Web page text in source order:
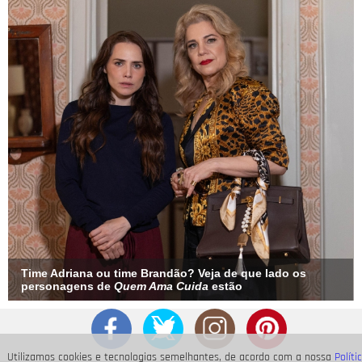
Utilizamos cookies e tecnologias semelhantes, de acordo com a nossa
Time Adriana ou time Brandão? Veja de que lado os
personagens de Quem Ama Cuida estão